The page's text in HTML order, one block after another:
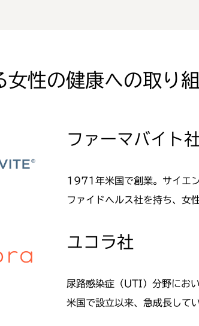
女性の健康への取り
ファーマバイト
1971年米国で創業。サイエ
ファイドヘルス社を持ち、女
ユコラ社
尿路感染症（UTI）分野にお
米国で設立以来、急成長して